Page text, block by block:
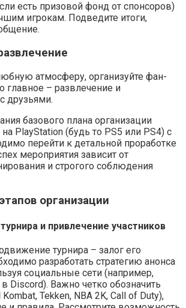
есть призовой фонд от спонсоров)
игрокам. Подведите итоги,
атмосферу, организуйте фан-
главное – развлечение и
друзьями.
базового плана организации
PlayStation (будь то PS5 или PS4) с
перейти к детальной проработке
мероприятия зависит от
и строгого соблюдения
организации
и привлечение участников
турнира – залог его
разработать стратегию анонса
социальные сети (например,
Discord). Важно четко обозначить
Tekken, NBA 2K, Call of Duty),